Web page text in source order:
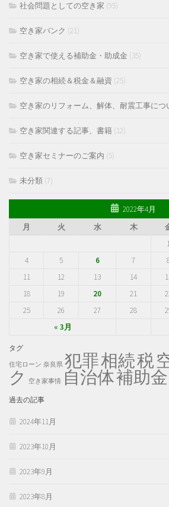
社会問題としての空き家 (95)
空き家バンク (21)
空き家で使える補助金・助成金 (35)
空き家の相続＆税金＆融資 (25)
空き家のリフォーム、解体、耐震工事につ
空き家関連する記事、書籍 (12)
空き家セミナーのご案内 (5)
未分類 (7)
2022年4月
月
火 水 木
« 3月
4
5 6 7
11
12 13 14
18
19 20 21
25
26 27 28
タグ
住宅ローン 奈良県 犯罪相続税
ク 空き家事情 自治体補助金
過去の記事
2024年11月
2023年10月
2023年9月
2023年8月